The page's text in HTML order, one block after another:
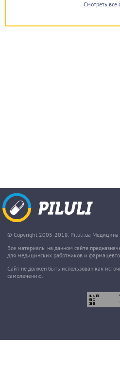
Смотреть все
© Copyright 2005-2018. Piluli.ua Медицина
Все материалы на данном сайте
для медицинских работников и
Сайт не должен быть использован как
самолечению.